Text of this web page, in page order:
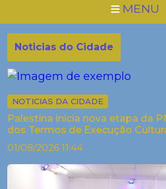
MENU
Noticias do Cidade
NOTICIAS DA CIDADE
Palestina inicia nova etapa da
dos Termos de Execução
criativa dos arti...
01/08/2026 11:44